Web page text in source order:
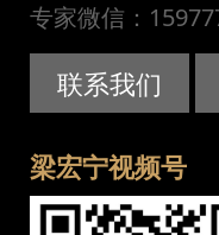
专家微信：
联系我们
梁宏宁视频号